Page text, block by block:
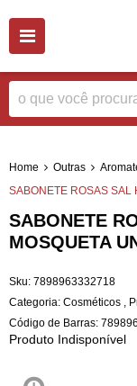
Home Outras
SABONETE ROSAS SAL
SABONETE
MOSQUETA
Sku: 7898963332718
Categoria: Cosméticos
Código de Barras:
Produto Indisponível